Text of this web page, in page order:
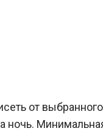
от
ночь.